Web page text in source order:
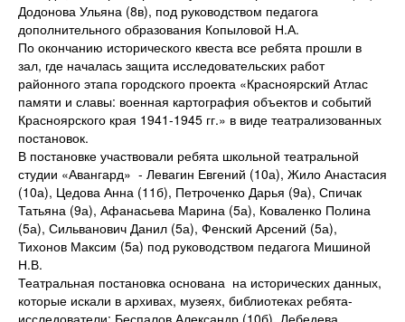
Додонова Ульяна (8в), под руководством педагога
дополнительного образования Копыловой Н.А.
По окончанию исторического квеста все ребята прошли в
зал, где началась защита исследовательских работ
районного этапа городского проекта «Красноярский Атлас
памяти и славы: военная картография объектов и событий
Красноярского края 1941-1945 гг.» в виде театрализованных
постановок.
В постановке участвовали ребята школьной театральной
студии «Авангард» - Левагин Евгений (10а), Жило Анастасия
(10а), Цедова Анна (11б), Петроченко Дарья (9а), Спичак
Татьяна (9а), Афанасьева Марина (5а), Коваленко Полина
(5а), Сильванович Данил (5а), Фенский Арсений (5а),
Тихонов Максим (5а) под руководством педагога Мишиной
Н.В.
Театральная постановка основана на исторических данных,
которые искали в архивах, музеях, библиотеках ребята-
исследователи: Беспалов Александр (10б), Лебедева